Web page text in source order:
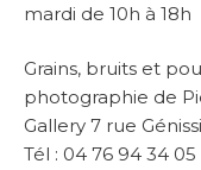
mardi de 10h à 18h
Grains, bruits et
photographie de
Gallery 7 rue
Tél : 04 76 94 34 05